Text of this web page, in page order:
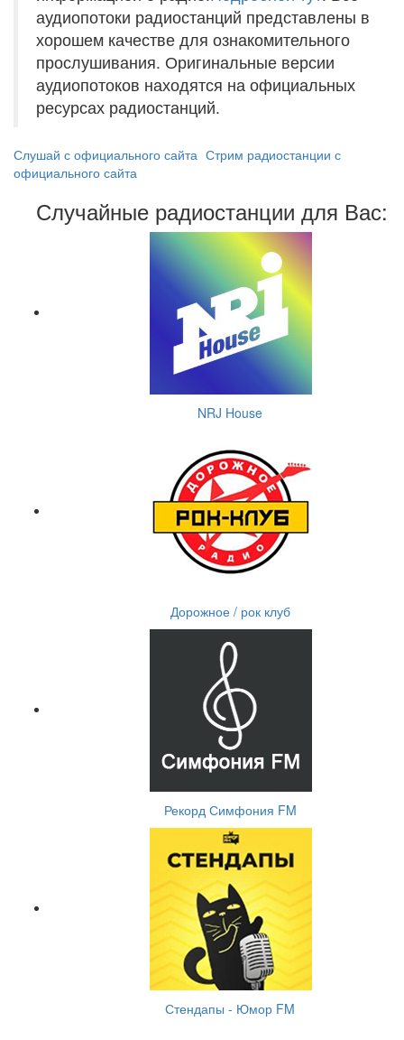
аудиопотоки радиостанций представлены в
хорошем качестве для ознакомительного
прослушивания. Оригинальные версии
аудиопотоков находятся на официальных
ресурсах радиостанций.
Слушай с официального сайта Стрим радиостанции с
официального сайта
Случайные радиостанции для Вас:
NRJ House
Дорожное / рок клуб
Рекорд Симфония FM
Стендапы - Юмор FM